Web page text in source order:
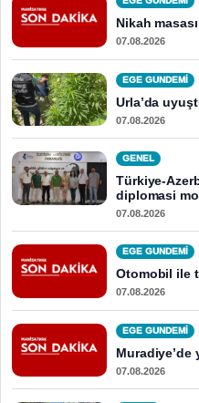
Nikah
07.08.2026
EGE GUNDEMİ
Urla’da
07.08.2026
GENEL
Türkiye-
diplomasi
07.08.2026
EGE GUNDEMİ
Otomobil ile
07.08.2026
EGE GUNDEMİ
07.08.2026